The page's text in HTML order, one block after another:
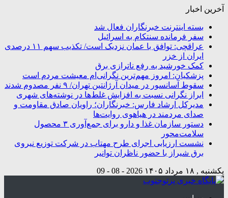
آخرین اخبار
بسته اینترنت خبرنگاران فعال شد
سفر فرمانده سنتکام به اسرائیل
عراقچی: توافق با عمان نزدیک است/ تکذیب سهم ۱۱ درصدی
ایران از خزر
کمک خورشید به رفع ناترازی برق
پزشکیان: امروز مهم‌ترین نگرانی‌ام معیشت مردم است
سقوط آسانسور در میدان آرژانتین تهران/ ۹ نفر مصدوم شدند
ابراز نگرانی نسبت به افزایش غلط‌ها در نوشته‌های شهری
مدیرکل ارشاد فارس: خبرنگاران؛ راویان صادق مقاومت و
صدای مردمند در هیاهوی روایت‌ها
دستور سازمان غذا و دارو برای جمع‌آوری ۳ محصول
سلامت‌محور
نشست ارزیابی اجرای طرح مهتاب در شرکت توزیع نیروی
برق شیراز با حضور ناظران توانیر
یکشنبه , ۱۸ مرداد ۱۴۰۵ 2026 - 08 - 09